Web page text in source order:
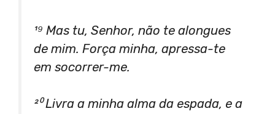
¹⁹ Mas tu, Senhor, não te alongues
de mim. Força minha, apressa-te
em socorrer-me.
²⁰ Livra a minha alma da espada, e a